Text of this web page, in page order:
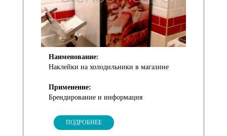
Наименование:
Наклейки на холодильники в магазине
Применение:
Брендирование и информация
ПОДРОБНЕЕ